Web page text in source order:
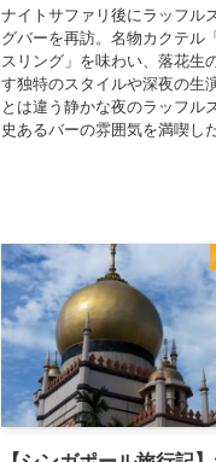
ナイトサファリ後にラッフル
グバーを再訪。名物カクテル
スリング」を味わい、落花生
す独特のスタイルや深夜の生
とは違う静かな夜のラッフル
史あるバーの雰囲気を満喫し